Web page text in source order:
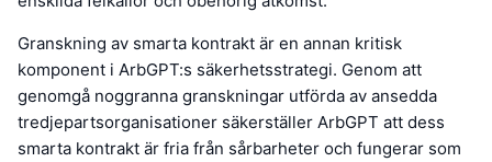
Granskning av smarta kontrakt är en annan kritisk
komponent i ArbGPT:s säkerhetsstrategi. Genom att
genomgå noggranna granskningar utförda av ansedda
tredjepartsorganisationer säkerställer ArbGPT att dess
smarta kontrakt är fria från sårbarheter och fungerar som